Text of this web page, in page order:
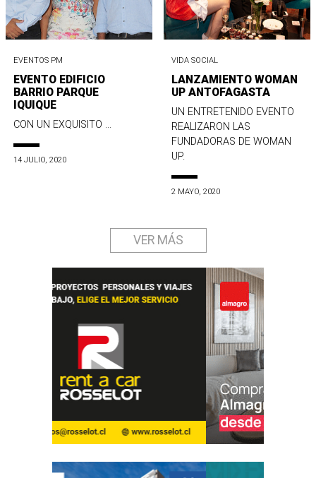
EVENTOS PM
EVENTO EDIFICIO
BARRIO PARQUE
IQUIQUE
CON UN EXQUISITO ...
14 JULIO, 2020
VIDA SOCIAL
LANZAMIENTO WOMAN
UP ANTOFAGASTA
UN ENTRETENIDO EVENTO
REALIZARON LAS
FUNDADORAS DE WOMAN
UP.
2 MAYO, 2020
VER MÁS